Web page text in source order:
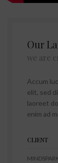
Our
we are
Accum
elit, sed
laoreet
enim ad
CLIENT